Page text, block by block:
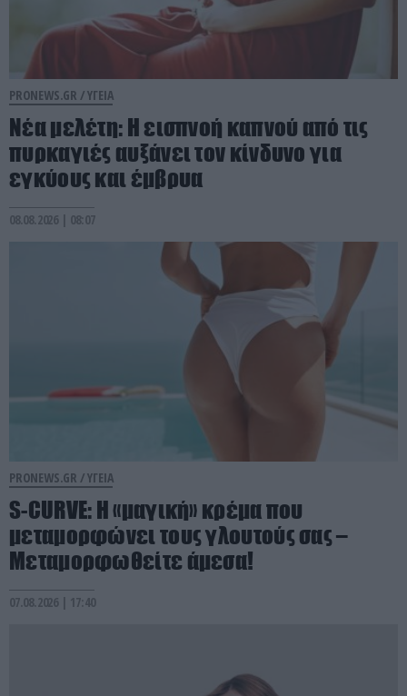
PRONEWS.GR /ΥΓΕΙΑ
Νέα μελέτη: Η εισπνοή καπνού από τις
πυρκαγιές αυξάνει τον κίνδυνο για
εγκύους και έμβρυα
08.08.2026 | 08:07
PRONEWS.GR /ΥΓΕΙΑ
S-CURVE: Η «μαγική» κρέμα που
μεταμορφώνει τους γλουτούς σας –
Μεταμορφωθείτε άμεσα!
07.08.2026 | 17:40